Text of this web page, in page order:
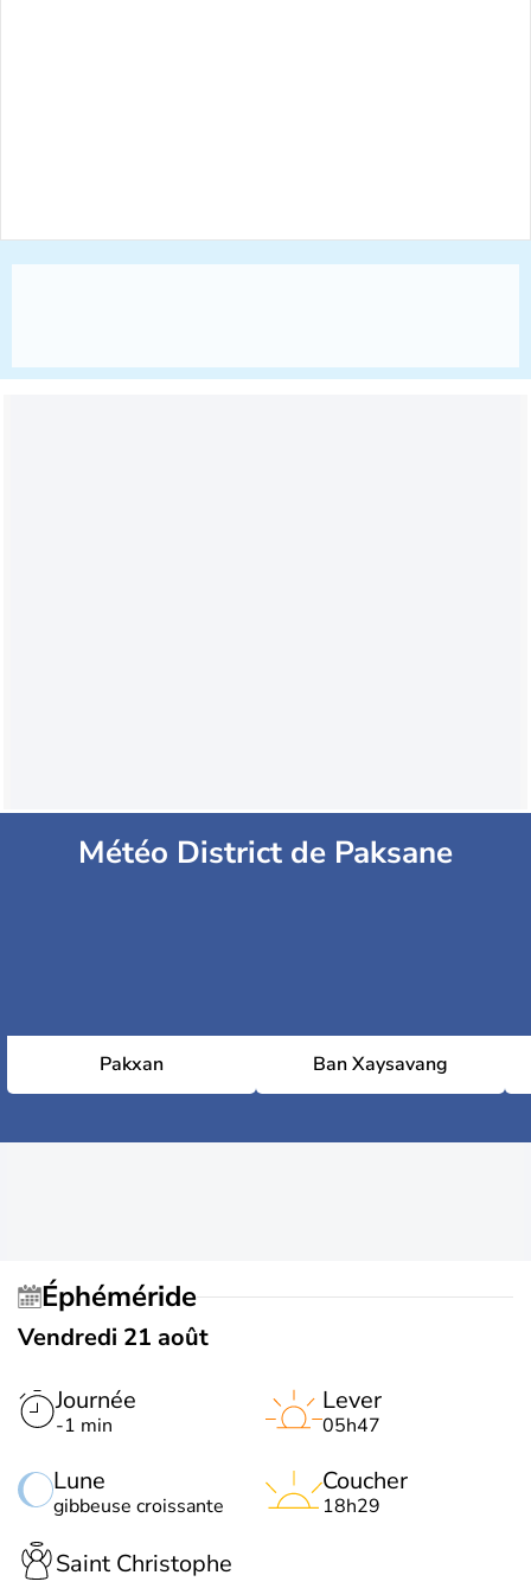
Météo District de Paksane
Pakxan Ban Xaysavang
Éphéméride
Vendredi 21 août
Journée
-1 min
Lune
gibbeuse croissante
Lever
05h47
Coucher
18h29
Saint Christophe